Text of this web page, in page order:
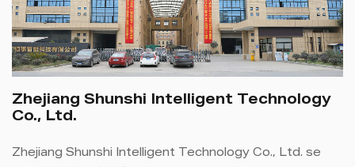
Zhejiang Shunshi Intelligent Technology
Co., Ltd.
Zhejiang Shunshi Intelligent Technology Co., Ltd. se